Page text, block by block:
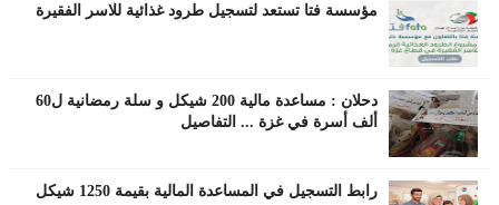
مؤسسة فتا تستعد لتسجيل طرود غذائية للاسر الفقيرة
دحلان : مساعدة مالية 200 شيكل و سلة رمضانية ل60
ألف أسرة في غزة ... التفاصيل
رابط التسجيل في المساعدة المالية بقيمة 1250 شيكل